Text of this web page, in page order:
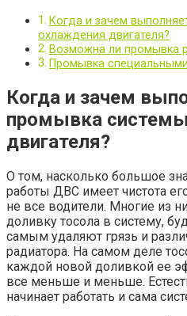
Когда и зачем
охлаждения двигателя?
Возможна ли промывка
Промывка
Когда и зачем
промывка
двигателя?
О том, насколько большое
работы ДВС имеет чистота
не все водители. Многие из
доливку тосола в систему,
самым удаляют грязь и
радиатора. На самом деле
каждой новой доливкой ее
все меньше и меньше.
начинает работать и сама